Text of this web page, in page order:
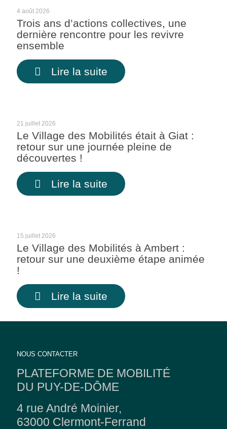
4 août 2026
Trois ans d’actions collectives, une
dernière rencontre pour les revivre
ensemble
Lire la suite
21 juillet 2026
Le Village des Mobilités était à Giat :
retour sur une journée pleine de
découvertes !
Lire la suite
15 juillet 2026
Le Village des Mobilités à Ambert :
retour sur une deuxième étape animée
!
Lire la suite
NOUS CONTACTER
PLATEFORME DE MOBILITÉ
DU PUY-DE-DÔME
4 rue André Moinier,
63000 Clermont-Ferrand